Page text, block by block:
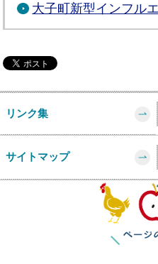
大子町新型インフル
リンク集
サイトマップ